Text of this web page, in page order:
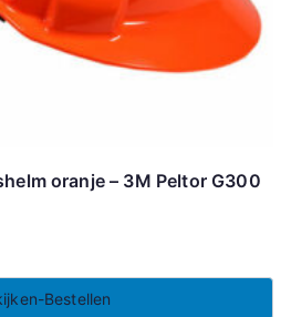
oranje – 3M Peltor G300
Bestellen